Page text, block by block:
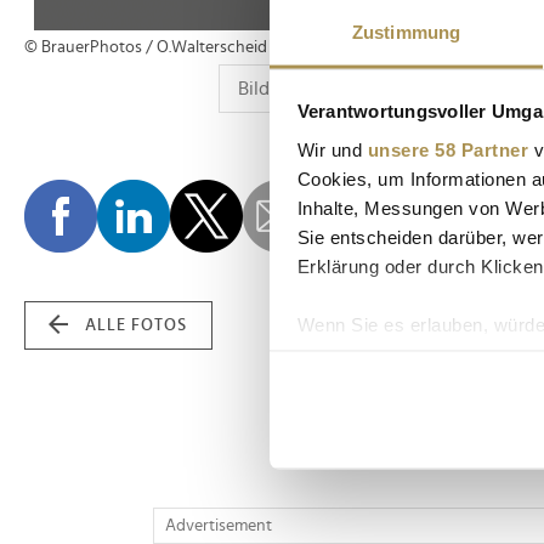
Zustimmung
Verantwortungsvoller
Wir und unsere 58 Partner
Cookies, um Informationen
Inhalte, Messungen von
Sie entscheiden darüber,
Erklärung oder durch
Wenn Sie es erlauben,
Wir verwenden Cookies, um
© BrauerPhotos / O.Walterscheid
ALLE FOTOS
Advertisement